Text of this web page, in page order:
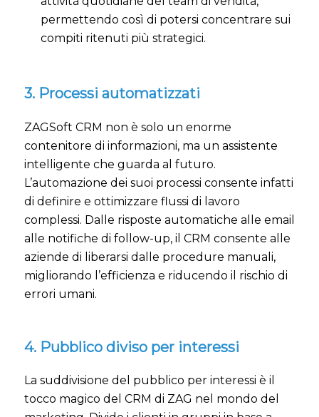
permettendo così di potersi concentrare sui
compiti ritenuti più strategici.
3. Processi automatizzati
ZAGSoft CRM non è solo un enorme
contenitore di informazioni, ma un assistente
intelligente che guarda al futuro.
L’automazione dei suoi processi consente infatti
di definire e ottimizzare flussi di lavoro
complessi. Dalle risposte automatiche alle email
alle notifiche di follow-up, il CRM consente alle
aziende di liberarsi dalle procedure manuali,
migliorando l’efficienza e riducendo il rischio di
errori umani.
4. Pubblico diviso per interessi
La suddivisione del pubblico per interessi è il
tocco magico del CRM di ZAG nel mondo del